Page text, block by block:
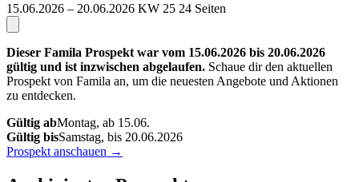
15.06.2026 – 20.06.2026 KW 25 24 Seiten
Dieser Famila Prospekt war vom 15.06.2026 bis 20.06.2026
gültig und ist inzwischen abgelaufen. Schaue dir den aktuellen
Prospekt von Famila an, um die neuesten Angebote und Aktionen
zu entdecken.
Gültig abMontag, ab 15.06.
Gültig bisSamstag, bis 20.06.2026
Prospekt anschauen →